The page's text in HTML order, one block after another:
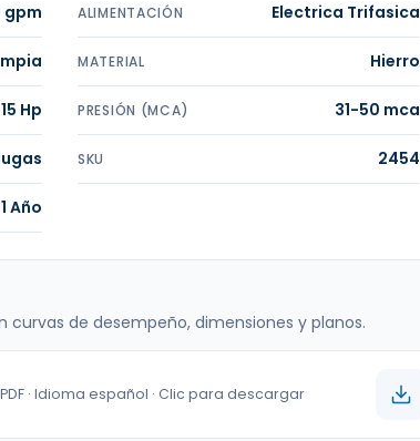
gpm ALIMENTACIÓN Electrica Trifasica
MATERIAL Hierro
Hp PRESIÓN (MCA) 31-50 mca
SKU 2454
1 Año
de desempeño, dimensiones y planos.
PDF · Idioma español · Clic para descargar